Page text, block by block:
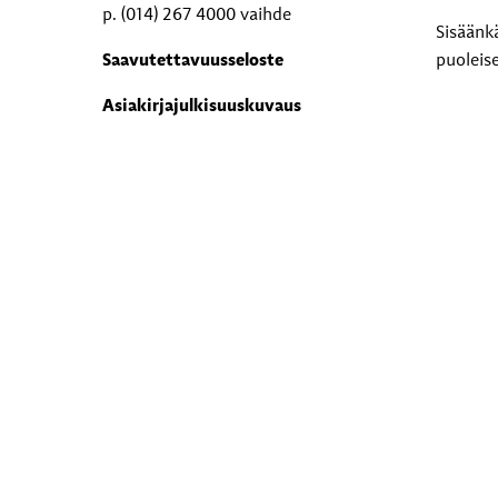
p. (014) 267 4000 vaihde
Saavutettavuusseloste
Asiakirjajulkisuuskuvaus